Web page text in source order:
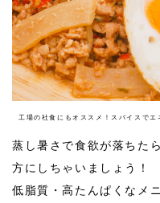
工場の社食にもオススメ！スパイスでエ
蒸し暑さで食欲が落ちた
方にしちゃいましょう！
低脂質・高たんぱくなメ